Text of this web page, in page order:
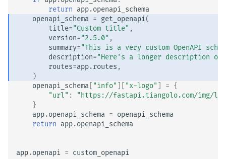
return app.openapi_schema
openapi_schema = get_openapi(
title="Custom title" ,
version="2.5.0" ,
summary="This is a very custom OpenAPI
description="Here's a longer description of
routes=app.routes ,
)
openapi_schema
"info" "x-logo" = {
"url" :
"https://fastapi.tiangolo.com/img/
}
app.openapi_schema = openapi_schema
return app.openapi_schema
app.openapi = custom_openapi